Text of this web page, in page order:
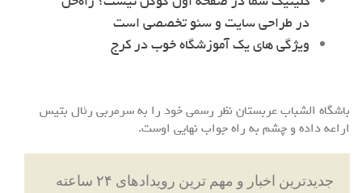
در طراحی سایت و سئو تخصصی است
ویژگی های یک آموزشگاه خوب در کرج
باشگاه الشباب عربستان نظر رسمی خود را به سرمربی رئال بتیس
اراعه داده و چشم به راه جواب نهایی اوست.
جدیدترین اخبار و مهم ترین رویدادهای ۲۴ ساعته